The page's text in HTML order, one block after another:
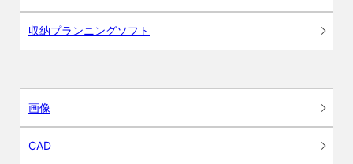
収納プランニングソフト
画像
CAD